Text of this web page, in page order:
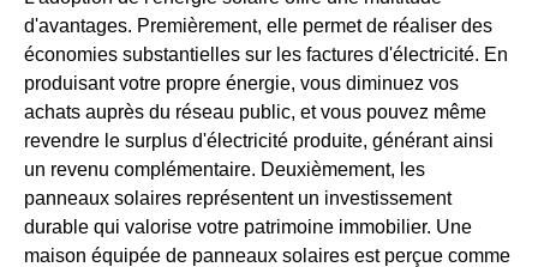
d'avantages. Premièrement, elle permet de réaliser des
économies substantielles sur les factures d'électricité. En
produisant votre propre énergie, vous diminuez vos
achats auprès du réseau public, et vous pouvez même
revendre le surplus d'électricité produite, générant ainsi
un revenu complémentaire. Deuxièmement, les
panneaux solaires représentent un investissement
durable qui valorise votre patrimoine immobilier. Une
maison équipée de panneaux solaires est perçue comme